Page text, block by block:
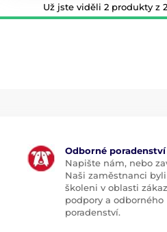
Už jste viděli 2 produkty z
Odborné poradenství
Napište nám, nebo
Naši zaměstnanci byli
školeni v oblasti
podpory a odborného
poradenství.